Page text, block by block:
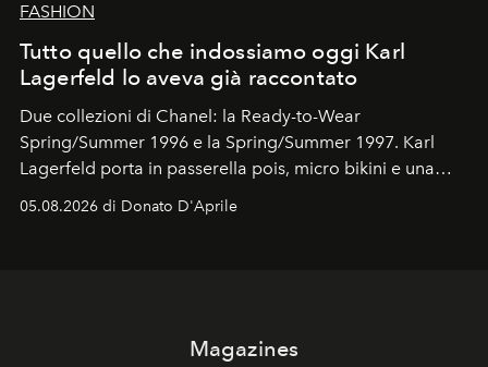
FASHION
Tutto quello che indossiamo oggi Karl
Lagerfeld lo aveva già raccontato
Due collezioni di Chanel: la Ready-to-Wear
Spring/Summer 1996 e la Spring/Summer 1997. Karl
Lagerfeld porta in passerella pois, micro bikini e una
logomania pensata per la spiaggia
Kate, Claudia e Carla una dietro l'altra. Trent'anni dopo,
05.08.2026 di Donato D'Aprile
Magazines